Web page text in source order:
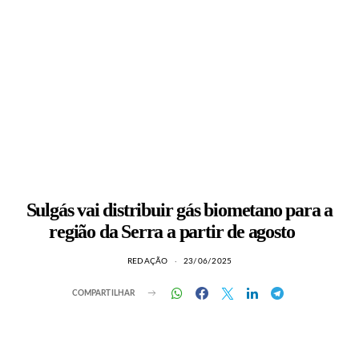
Sulgás vai distribuir gás biometano para a
região da Serra a partir de agosto
REDAÇÃO 23/06/2025
COMPARTILHAR